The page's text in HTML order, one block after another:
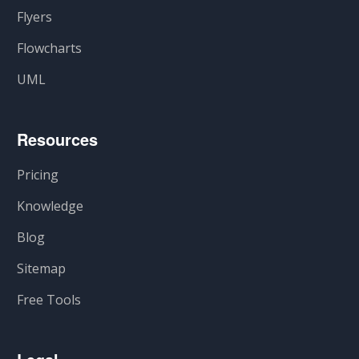
Flyers
Flowcharts
UML
Resources
Pricing
Knowledge
Blog
Sitemap
Free Tools